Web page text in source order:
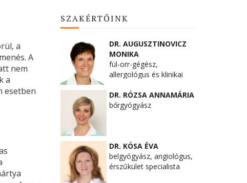
a
A
nem
a
esetben
SZAKÉRTŐINK
DR. AUGUSZTINOVICZ
MONIKA
fül-orr-gégész,
allergológus és klinikai
DR. RÓZSA ANNAMÁRIA
bőrgyógyász
DR. KÓSA ÉVA
belgyógyász, angiológus,
érszűkület specialista